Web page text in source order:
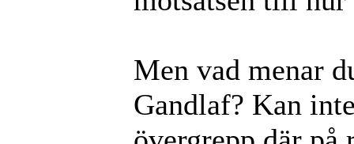
Men vad menar
Gandlaf? Kan